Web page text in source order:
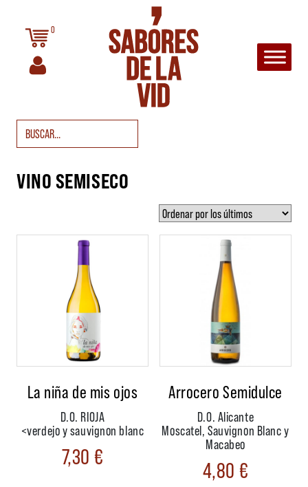
0
Buscar:
VINO SEMISECO
La niña de mis ojos
D.O. RIOJA
<verdejo y sauvignon blanc
7,30 €
Arrocero Semidulce
D.O. Alicante
Moscatel, Sauvignon Blanc y
Macabeo
4,80 €